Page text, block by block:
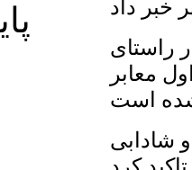
راستای
معابر
شادابی